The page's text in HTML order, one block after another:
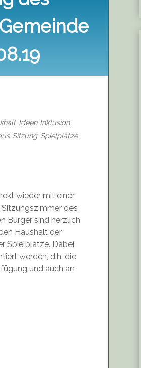
Ideen Inklusion
Sitzung Spielplätze
wieder mit einer
Sitzungszimmer des
Bürger sind herzlich
Haushalt der
Spielplätze. Dabei
werden, d.h. die
und auch an